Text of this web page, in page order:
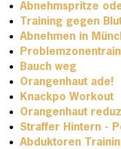
Abnehmspritze
Training gegen
Abnehmen in
Bauch weg
Orangenhaut ade!
Knackpo Workout
Orangenhaut
Straffer Hintern -
Abduktoren